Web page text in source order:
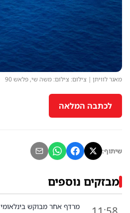
מאגר לוויתן | צילום: צילום: משה שי, פלאש 90
לכתבה המלאה
שיתוף:
מבזקים נוספים
מרדף אחר מבוקש בינלאומי